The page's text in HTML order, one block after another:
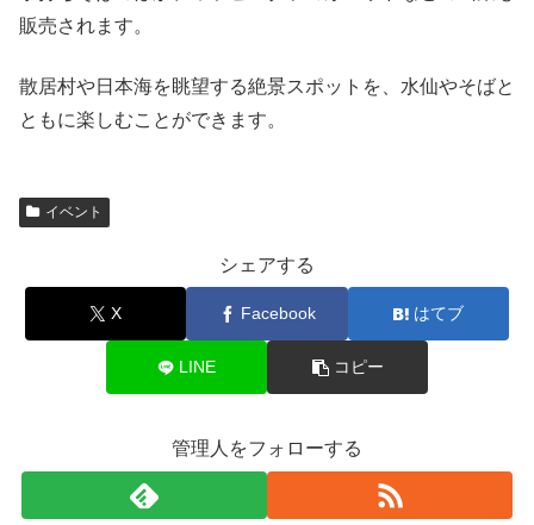
販売されます。
散居村や日本海を眺望する絶景スポットを、水仙やそばと
ともに楽しむことができます。
イベント
シェアする
X Facebook はてブ
LINE コピー
管理人をフォローする